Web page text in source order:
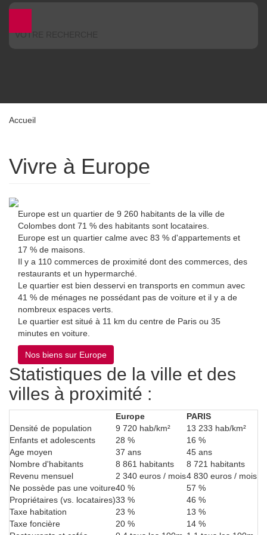
Accueil
Vivre à Europe
Europe est un quartier de 9 260 habitants de la ville de
Colombes dont 71 % des habitants sont locataires.
Europe est un quartier calme avec 83 % d'appartements et 17
% de maisons.
Il y a 110 commerces de proximité dont des commerces, des
restaurants et un hypermarché.
Le quartier est bien desservi en transports en commun avec
41 % de ménages ne possédant pas de voiture et il y a de
nombreux espaces verts.
Le quartier est situé à 11 km du centre de Paris ou 35 minutes
en voiture.
Nos biens sur Europe
Statistiques de la ville et des
villes à proximité :
Densité de population
Enfants et adolescents
Age moyen
Nombre d'habitants
Revenu mensuel
Ne possède pas une voiture
Propriétaires (vs.
locataires)
Taxe habitation
Europe
9 720 hab/km²
28 %
37 ans
8 861 habitants
2 340 euros /
mois
40 %
33 %
23 %
PARIS
13 233 hab/km²
16 %
45 ans
8 721 habitants
4 830 euros / mois
57 %
46 %
13 %
14 %